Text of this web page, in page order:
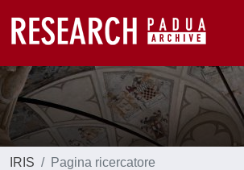
IRIS Pagina ricercatore